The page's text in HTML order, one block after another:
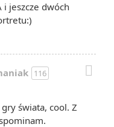
i jeszcze dwóch
116 
świata, cool. Z